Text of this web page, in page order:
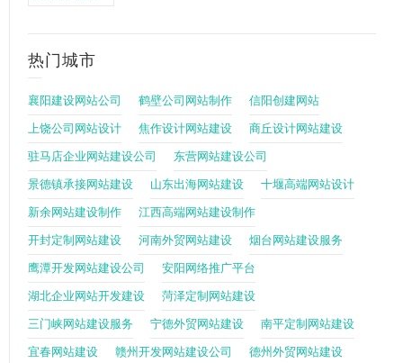
热门城市
襄阳建设网站公司 鹤壁公司网站制作 信阳创建网站
上饶公司网站设计 焦作设计网站建设 商丘设计网站建设
驻马店企业网站建设公司 东营网站建设公司
景德镇承接网站建设 山东出海网站建设 十堰高端网站设计
新余网站建设制作 江西高端网站建设制作
开封定制网站建设 河南外贸网站建设 烟台网站建设服务
鹰潭开发网站建设公司 安阳网络推广平台
湖北企业网站开发建设 菏泽定制网站建设
三门峡网站建设服务 宁德外贸网站建设 南平定制网站建设
宜春网站建设 赣州开发网站建设公司 德州外贸网站建设